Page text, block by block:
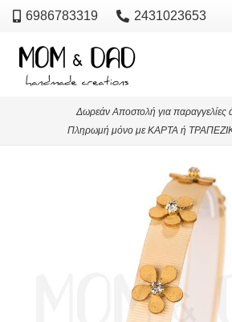
6986783319 2431023653
Δωρεάν Αποστολή για παραγγελίες
Πληρωμή μόνο με ΚΑΡΤΑ ή